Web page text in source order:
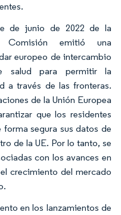
de junio de 2022 de la
Comisión emitió una
europeo de intercambio
salud para permitir la
a través de las fronteras.
de la Unión Europea
que los residentes
segura sus datos de
de la UE. Por lo tanto, se
con los avances en
crecimiento del mercado
en los lanzamientos de